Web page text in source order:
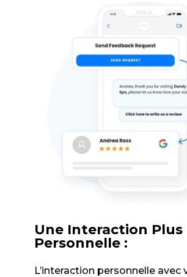
Une Interaction Plus
Personnelle :
L’interaction personnelle avec